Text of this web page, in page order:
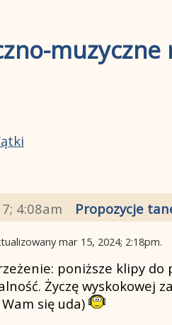
muzyczne
4:08am Propozycje
mar 15, 2024; 2:18pm.
poniższe klipy do
Życzę wyskokowej
się uda)